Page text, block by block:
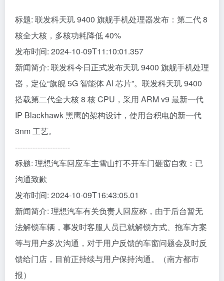
标题: 联发科天玑 9400 旗舰手机处理器发布：第二代 8
核全大核，多核功耗降低 40%
发布时间: 2024-10-09T11:10:01.357
新闻简介: 联发科今日正式发布天玑 9400 旗舰手机处理
器，定位“旗舰 5G 智能体 AI 芯片”。联发科天玑 9400
搭载第二代全大核 8 核 CPU，采用 ARM v9 最新一代
IP Blackhawk 黑鹰的架构设计，使用台积电的新一代
3nm 工艺。
----------------------
标题: 理想汽车回应车主雪山打不开车门砸窗自救：已
沟通致歉
发布时间: 2024-10-09T16:43:05.01
新闻简介: 理想汽车有关负责人回应称，由于后台暂无
法解锁车辆，事发时客服人员已就解锁方式、拖车方案
等与用户多次沟通，对于用户反馈的车窗问题会及时反
馈给门店，目前正持续与用户保持沟通。（南方都市
报）